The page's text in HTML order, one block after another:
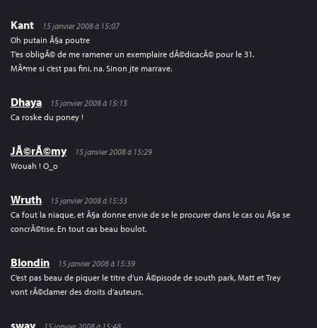
Kant
15 janvier 2008 à 15:07
Oh putain Ã§a poutre
T’es obligÃ© de me ramener un exemplaire dÃ©dicacÃ© pour le 31.
MÃªme si c’est pas fini, na. Sinon jte marrave.
Dhaya
15 janvier 2008 à 15:15
Ca roske du poney !
JÃ©rÃ©my
15 janvier 2008 à 15:29
Wouah ! O_o
Wruth
15 janvier 2008 à 15:33
Ca fout la niaque, et Ã§a donne envie de se le procurer dans le cas ou Ã§a se
concrÃ©tise. En tout cas beau boulot.
Blondin
15 janvier 2008 à 15:39
C’est pas beau de piquer le titre d’un Ã©pisode de south park, Matt et Trey
vont rÃ©clamer des droits d’auteurs.